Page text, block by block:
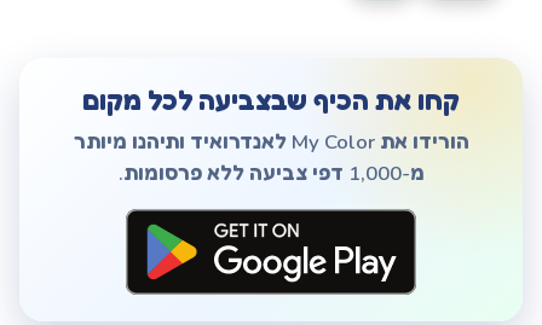
קחו את הכיף שבצביעה לכל מקום
הורידו את My Color לאנדרואיד ותיהנו מיותר
מ-1,000 דפי צביעה ללא פרסומות.